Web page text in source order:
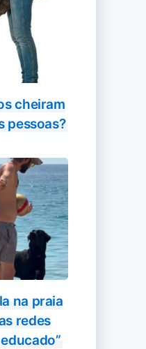
cheiram
pessoas?
na praia
redes